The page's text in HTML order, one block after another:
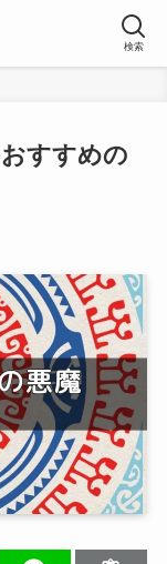
検索
すすめの